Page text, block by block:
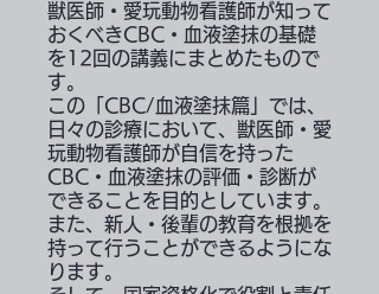
獣医師・愛玩動物看護師が知って
おくべきCBC・血液塗抹の基礎
を12回の講義にまとめたもので
す。
この「CBC/血液塗抹篇」では、
日々の診療において、獣医師・愛
玩動物看護師が自信を持った
CBC・血液塗抹の評価・診断が
できることを目的としています。
また、新人・後輩の教育を根拠を
持って行うことができるようにな
ります。